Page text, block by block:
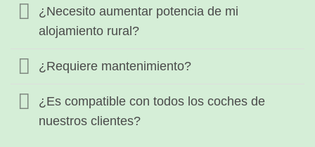
¿Necesito aumentar potencia de mi
alojamiento rural?
¿Requiere mantenimiento?
¿Es compatible con todos los coches de
nuestros clientes?